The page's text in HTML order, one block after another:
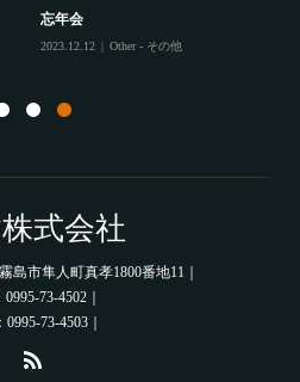
忘年会
2023.12.12 Other - その他
式会社
島市隼人町真孝1800番地11｜
73-4502｜
73-4503｜